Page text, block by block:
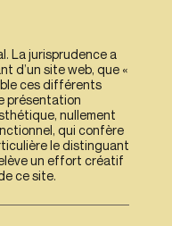
La jurisprudence a
d’un site web, que «
ces différents
présentation
nullement
qui confère
le distinguant
un effort créatif
ce site.